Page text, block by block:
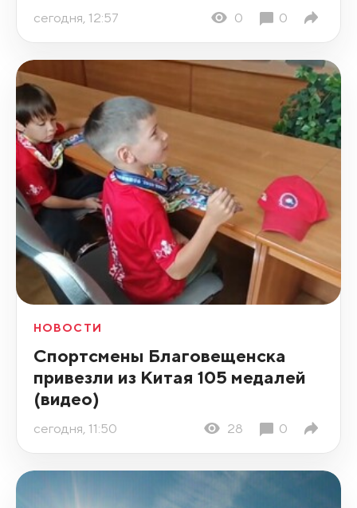
сегодня, 12:57 0 0
НОВОСТИ
Спортсмены Благовещенска
привезли из Китая 105 медалей
(видео)
сегодня, 11:50 28 0